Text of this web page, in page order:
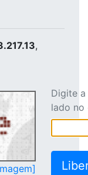
,
Digite
lado no